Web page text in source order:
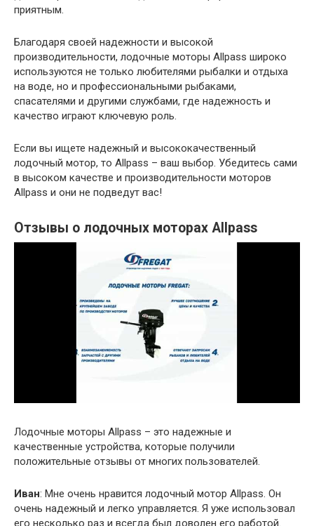
приятным.
Благодаря своей надежности и высокой
производительности, лодочные моторы Allpass широко
используются не только любителями рыбалки и отдыха
на воде, но и профессиональными рыбаками,
спасателями и другими службами, где надежность и
качество играют ключевую роль.
Если вы ищете надежный и высококачественный
лодочный мотор, то Allpass – ваш выбор. Убедитесь сами
в высоком качестве и производительности моторов
Allpass и они не подведут вас!
Отзывы о лодочных моторах Allpass
Лодочные моторы Allpass – это надежные и
качественные устройства, которые получили
положительные отзывы от многих пользователей.
Иван: Мне очень нравится лодочный мотор Allpass. Он
очень надежный и легко управляется. Я уже использовал
его несколько раз и всегда был доволен его работой.